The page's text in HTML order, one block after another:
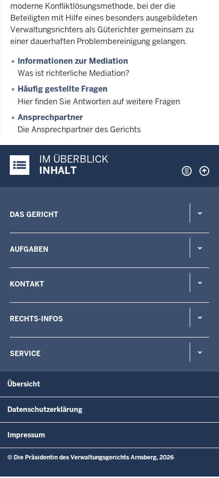
moderne Konfliktlösungsmethode, bei der die
Beteiligten mit Hilfe eines besonders ausgebildeten
Verwaltungsrichters als Güterichter gemeinsam zu
einer dauerhaften Problembereinigung gelangen.
Informationen zur Mediation
Was ist richterliche Mediation?
Häufig gestellte Fragen
Hier finden Sie Antworten auf weitere Fragen
Ansprechpartner
Die Ansprechpartner des Gerichts
Justiz-Portal im Überblick:
IM ÜBERBLICK
INHALT
DAS GERICHT
AUFGABEN
KONTAKT
RECHTS-INFOS
SERVICE
Übersicht
Datenschutzerklärung
Impressum
© Die Präsidentin des Verwaltungsgerichts Arnsberg, 2026